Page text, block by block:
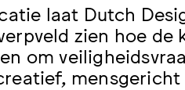
laat Dutch
zien hoe de
om
mensgericht